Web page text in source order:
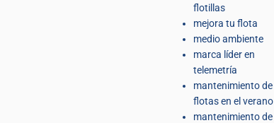
flotillas
mejora tu flota
medio ambiente
marca líder en
telemetría
mantenimiento de
flotas en el verano
mantenimiento de